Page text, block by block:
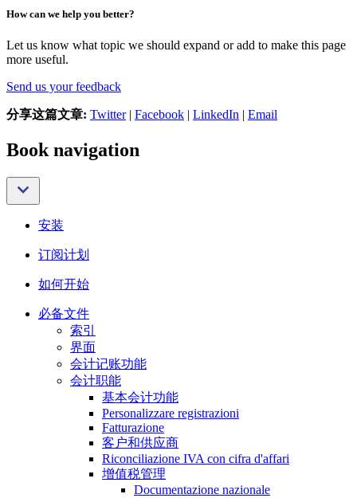
How can we help you better?
Let us know what topic we should expand or add to make this page
more useful.
Send us your feedback
分享这篇文章: Twitter| Facebook | LinkedIn | Email
Book navigation
安装
订阅计划
如何开始
必备文件
索引
界面
会计记账功能
会计职能
基本会计功能
Personalizzare registrazioni
Fatturazione
客户和供应商
Riconciliazione IVA con cifra d'affari
增值税管理
Documentazione nazionale